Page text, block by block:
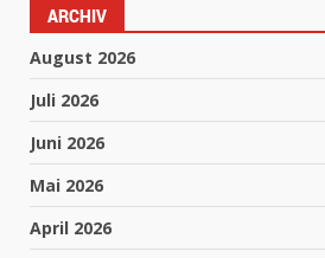
ARCHIV
August 2026
Juli 2026
Juni 2026
Mai 2026
April 2026